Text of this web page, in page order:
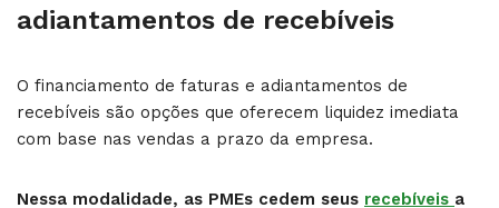
adiantamentos de recebíveis
O financiamento de faturas e adiantamentos de
recebíveis são opções que oferecem liquidez imediata
com base nas vendas a prazo da empresa.
Nessa modalidade, as PMEs cedem seus recebíveis a